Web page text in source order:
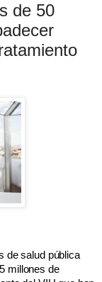
de 50
de salud pública
millones de